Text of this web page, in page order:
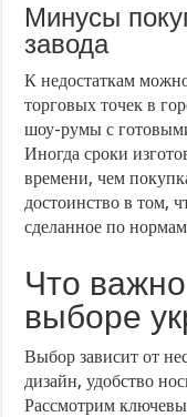
Минусы
завода
К недостаткам
торговых точек в
шоу-румы с
Иногда сроки
времени, чем
достоинство в том,
сделанное по
Что
выборе
Выбор зависит от
дизайн, удобство
Рассмотрим